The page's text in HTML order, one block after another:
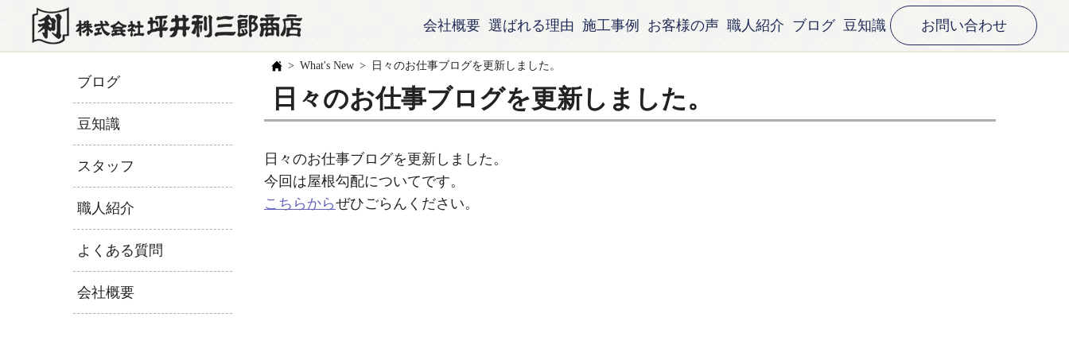
会社概要 選ばれる理由 施工事例 お客様の声 職人紹介 ブログ 豆知識 お問い合わせ
What's New 日々のお仕事ブログを更新しました。
日々のお仕事ブログを更新しました。
日々のお仕事ブログを更新しました。
今回は屋根勾配についてです。
こちらからぜひごらんください。
ブログ
豆知識
スタッフ
職人紹介
よくある質問
会社概要